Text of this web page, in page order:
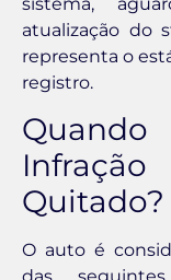
atualização do
representa o
registro.
Quitado?
O auto é